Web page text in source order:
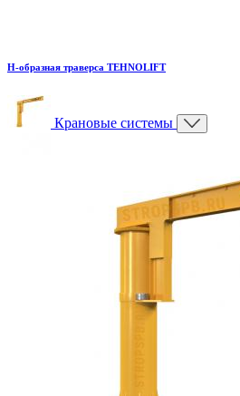
H-образная траверса TEHNOLIFT
Крановые системы